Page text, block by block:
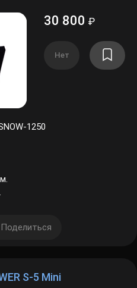
30 800 ₽
Нет
1250
Поделиться
S-5 Mini